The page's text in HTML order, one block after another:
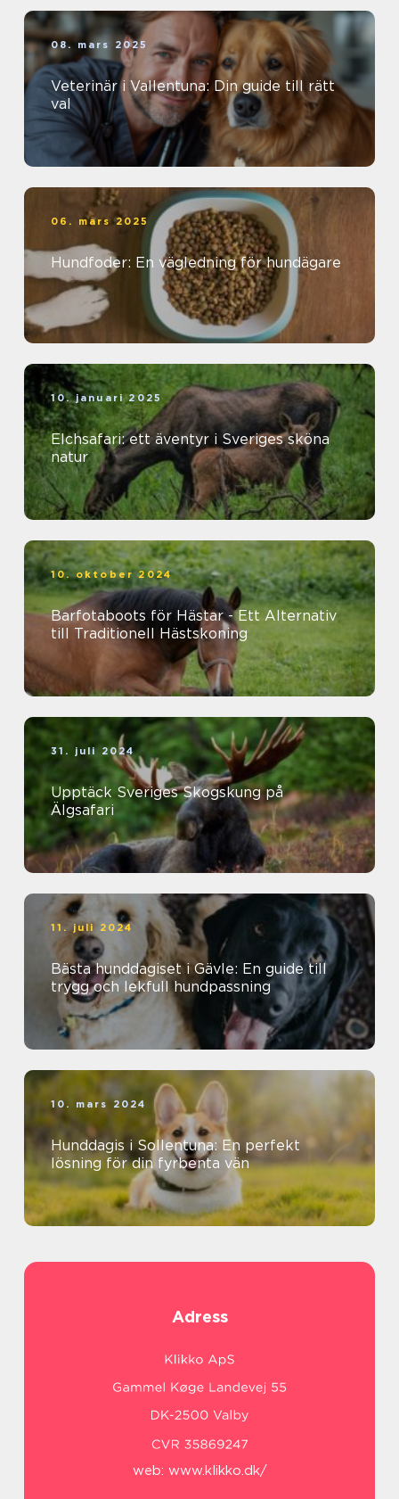
08. mars 2025
Veterinär i Vallentuna: Din guide till rätt
val
06. mars 2025
Hundfoder: En vägledning för hundägare
10. januari 2025
Elchsafari: ett äventyr i Sveriges sköna
natur
10. oktober 2024
Barfotaboots för Hästar - Ett Alternativ
till Traditionell Hästskoning
31. juli 2024
Upptäck Sveriges Skogskung på
Älgsafari
11. juli 2024
Bästa hunddagiset i Gävle: En guide till
trygg och lekfull hundpassning
10. mars 2024
Hunddagis i Sollentuna: En perfekt
lösning för din fyrbenta vän
Adress
web: www.klikko.dk/